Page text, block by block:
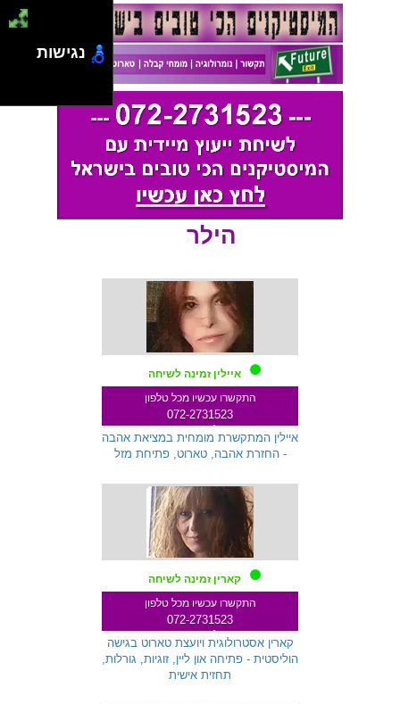
הילר
איילין זמינה לשיחה
התקשרו עכשיו מכל טלפון
072-2731523
איילין המתקשרת מומחית במציאת אהבה
- החזרת אהבה, טארוט, פתיחת מזל
קארין זמינה לשיחה
התקשרו עכשיו מכל טלפון
072-2731523
שלוחה 271
קארין אסטרולוגית ויועצת טארוט בגישה
הוליסטית - פתיחה און ליין, זוגיות, גורלות,
תחזית אישית
נגישות